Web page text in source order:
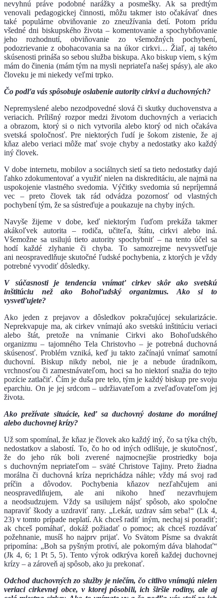
nevyhnú práve podobné narážky a posmešky. Ak sa predtým
venovali pedagogickej činnosti, môžu takmer isto očakávať dnes
také populárne obviňovanie zo zneužívania detí. Potom prídu
všedné dni biskupského života – komentovanie a spochybňovanie
jeho rozhodnutí, obviňovanie zo všemožných pochybení,
podozrievanie z obohacovania sa na úkor cirkvi… Žiaľ, aj takéto
skúsenosti prináša so sebou služba biskupa. Ako biskup viem, s kým
mám do činenia (mám tým na mysli nepriateľa našej spásy), ale ako
človeku je mi niekedy veľmi trpko.
Čo podľa vás spôsobuje oslabenie autority cirkvi a duchovných?
Nepremyslené alebo nezodpovedné slová či skutky duchovenstva a
veriacich. Prílišný rozpor medzi životom duchovných a veriacich
a obrazom, ktorý si o nich vytvorila alebo ktorý od nich očakáva
svetská spoločnosť. Pre niektorých ľudí je šokom zistenie, že aj
kňaz alebo veriaci môže mať svoje chyby a nedostatky ako každý
iný človek.
V dobe internetu, mobilov a sociálnych sietí sa tieto nedostatky dajú
ľahko zdokumentovať a využiť nielen na diskreditáciu, ale najmä na
uspokojenie vlastného svedomia. Výčitky svedomia sú nepríjemná
vec – preto človek tak rád odvádza pozornosť od vlastných
pochybení tým, že sa sústreďuje a poukazuje na chyby iných.
Navyše žijeme v dobe, keď niektorým ľuďom prekáža takmer
akákoľvek autorita – rodiča, učiteľa, štátu, cirkvi alebo iná.
Všemožne sa usilujú tieto autority spochybniť – na tento účel sa
hodí každé zlyhanie či chyba. To samozrejme nevysvetľuje
ani neospravedlňuje skutočné ľudské pochybenia, z ktorých je vždy
potrebné vyvodiť dôsledky.
V súčasnosti je tendencia vnímať cirkev skôr ako svetskú
inštitúciu než ako Bohoľudský organizmus. Ako si to
vysvetľujete?
Ako jeden z prejavov a dôsledkov pokračujúcej sekularizácie.
Neprekvapuje ma, ak cirkev vnímajú ako svetskú inštitúciu veriaci
alebo štát, pretože na vnímanie Cirkvi ako Bohoľudského
organizmu – tajomného Tela Christovho – je potrebná duchovná
skúsenosť. Problém vzniká, keď ju takto začínajú vnímať samotní
duchovní. Biskup nikdy nebol, nie je a nebude úradníkom,
vrchnosťou či zamestnávateľom, hoci sa ho niektorí snažia do tejto
pozície zatlačiť. Čím je duša pre telo, tým je každý biskup pre svoju
eparchiu. On je jej srdcom – udržiavateľom a zveľaďovateľom jej
života.
Ako prežívate situácie, keď sa duchovný dostane do morálnej
alebo duchovnej krízy?
Už som spomínal, že kňaz je človek ako každý iný, čo sa týka chýb,
nedostatkov a slabostí. To, čo ho od iných odlišuje, je skutočnosť,
že do jeho rúk boli zverené najmocnejšie prostriedky boja
s duchovným nepriateľom – sväté Christove Tajiny. Preto žiadna
morálna či duchovná kríza neprichádza náhle; vždy má svoj rad
príčin a dôvodov. Pochybenia kňazov nezľahčujem ani
neospravedlňujem, ale ani nikoho hneď nezavrhujem
a neodsudzujem. Vždy sa usilujem nájsť spôsob, ako spoločne
napraviť škody a uzdraviť rany. „Lekár, uzdrav sám seba!“ (Lk 4,
23) v tomto prípade neplatí. Ak chceš radiť iným, nechaj si poradiť;
ak chceš pomáhať, dokáž požiadať o pomoc; ak chceš rozdávať
požehnanie, musíš ho najprv prijať. Vo Svätom Písme sa dvakrát
pripomína: „Boh sa pyšným protiví, ale pokorným dáva blahodať“
(Jk 4, 6; 1 Pt 5, 5). Tento výrok odkrýva koreň každej duchovnej
krízy – a zároveň aj spôsob, ako ju prekonať.
Odchod duchovných zo služby je niečím, čo citlivo vnímajú nielen
veriaci cirkevnej obce, v ktorej pôsobili, ich širšie rodiny, ale aj